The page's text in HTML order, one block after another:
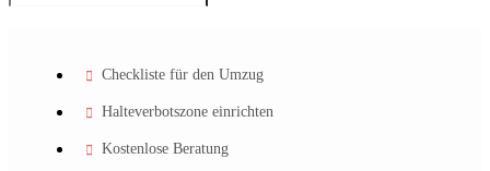
Checkliste für den Umzug
Halteverbotszone einrichten
Kostenlose Beratung